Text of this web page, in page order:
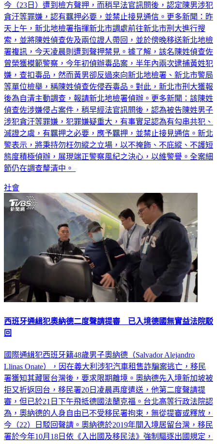
昨（22日）上午已指揮新北調處前往搜索並帶回陳姓偵查佐，
今（23日）遭到檢方聲押，而稍早法官訊問後，認定陳男涉犯
貪汙等罪嫌，認有羈押必要，並禁止接見通信。更多新聞：昨
天上午，新北地檢署指揮新北市調處前往新北市刑大進行搜
索，並將陳姓偵查佐及兩位證人帶回，並於傍晚移送新北地檢
署複訊，今天凌晨則遭到聲押禁見。據了解，該名陳姓偵查佐
曾榮獲模範警察，今年初偵辦毒品案，半年內兩次逮捕黃姓犯
嫌，查扣毒品，然而黃男卻反過來向新北地檢署、新北市警局
等單位檢舉，稱陳姓偵查佐侵吞毒品。對此，新北市刑大獲報
後為自清主動調查，報請新北地檢署偵辦。更多新聞：該陳姓
偵查佐涉嫌侵占案件，稍早經法官訊問後，認為被告陳姓男子
涉犯貪汙等罪嫌，犯罪嫌疑重大，有事實足認為有勾串共犯、
滅證之虞，有羈押之必要，應予羈押，並禁止接見通信。新北
警表示，將秉持勿枉勿縱之立場，以不掩飾、不庇縱、不護短
態度積極偵辦，展現端正警察風紀之決心，以維警譽。全案細
社會
西班牙通緝犯奧納德二度聲請提審 已入境德國無實益法院駁
國際通緝犯西班牙籍48歲男子奧納德（Salvador Alejandro
Llinas Onate），因在義大利涉犯汽車租售詐騙案逃亡，移民
署獲知其藏匿台灣後，要求限期離境。奧納德先入境新加坡被
拒又折返回台，移民署20日凌晨再度遣送，他第二度聲請提
審，但已於21日下午飛抵德國法蘭克福。台北高等行政法院認
為，奧納德的人身自由已不受移民署拘束，無從提審或釋放，
今（22）日駁回聲請。奧納德於2019年間入境居留台灣，移民